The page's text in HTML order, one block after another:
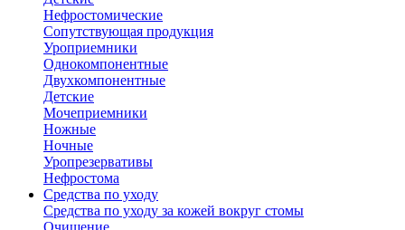
Нефростомические
Сопутствующая продукция
Уроприемники
Однокомпонентные
Двухкомпонентные
Детские
Мочеприемники
Ножные
Ночные
Уропрезервативы
Нефростома
Средства по уходу
Средства по уходу за кожей вокруг стомы
Очищение